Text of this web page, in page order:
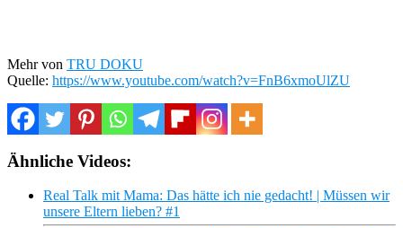
Mehr von TRU DOKU
Quelle: https://www.youtube.com/watch?v=FnB6xmoUlZU
Ähnliche Videos:
Real Talk mit Mama: Das hätte ich nie gedacht! | Müssen wir
unsere Eltern lieben? #1